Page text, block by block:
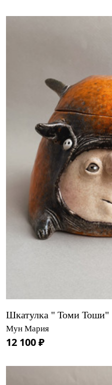
Шкатулка " Томи Тоши"
Мун Мария
12 100 ₽